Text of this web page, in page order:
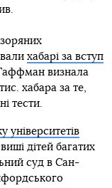
хабарі за вступ
визнала
хабара за те,
тести.
університетів
дітей багатих
суд в Сан-